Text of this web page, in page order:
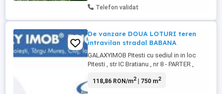
Telefon validat
De vanzare DOUA LOTURI teren
intravilan stradal BABANA
GALAXYIMOB Pitesti cu sediul in in loc
Pitesti , str IC Bratianu , nr 8 - PARTER ,
750 mp intravilan cc imprejmuit partial
118,86 RON/m2| 750 m2